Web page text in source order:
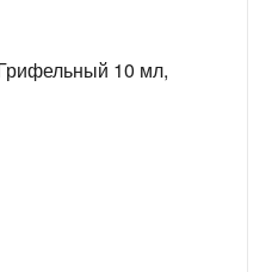
10 мл,